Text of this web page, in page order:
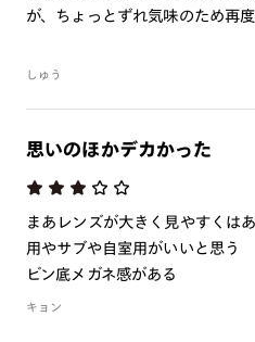
2. 遠近レンズより「遠近両
3. 「度数がわからない方・
※オプションレンズと組み合わせた
※フレームの天地幅は30mm以上推奨
※JINS極上遠近レンズは追加料金
※単焦点レンズでレンズ交換券を選
（税込み）を頂戴いたします。
が、ちょっとずれ気味のため再
しゅう
思いのほかデカかった
まあレンズが大きく見やすくは
用やサブや自室用がいいと思う
ビン底メガネ感がある
キョン